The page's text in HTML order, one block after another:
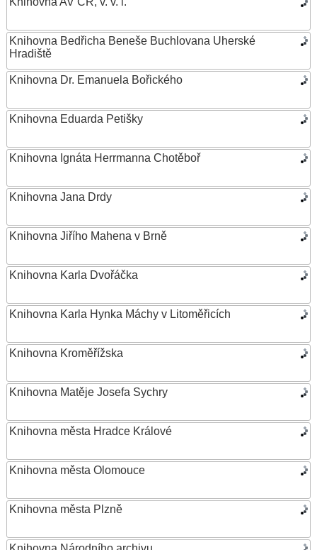
Knihovna Bedřicha Beneše Buchlovana Uherské
Hradiště
Knihovna Dr. Emanuela Bořického
Knihovna Eduarda Petišky
Knihovna Ignáta Herrmanna Chotěboř
Knihovna Jana Drdy
Knihovna Jiřího Mahena v Brně
Knihovna Karla Dvořáčka
Knihovna Karla Hynka Máchy v Litoměřicích
Knihovna Kroměřížska
Knihovna Matěje Josefa Sychry
Knihovna města Hradce Králové
Knihovna města Olomouce
Knihovna města Plzně